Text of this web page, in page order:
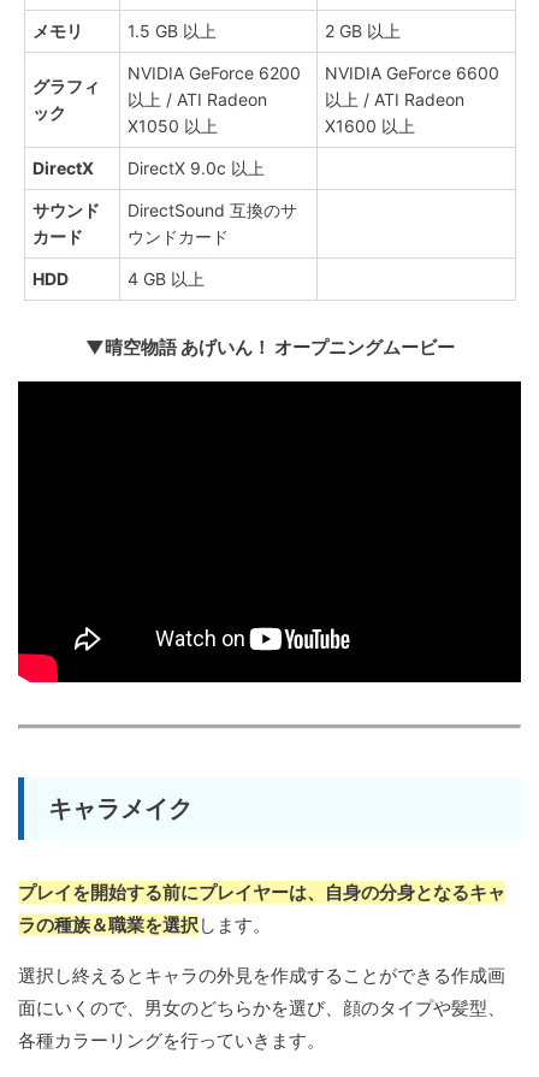
メモリ 1.5 GB 以上 2 GB 以上
グラフィ
ック
NVIDIA GeForce 6200
以上 / ATI Radeon
X1050 以上
NVIDIA GeForce 6600
以上 / ATI Radeon
X1600 以上
DirectX DirectX 9.0c 以上
サウンド
カード
DirectSound 互換のサ
ウンドカード
HDD 4 GB 以上
▼晴空物語 あげいん！ オープニングムービー
キャラメイク
プレイを開始する前にプレイヤーは、自身の分身となるキャ
ラの種族＆職業を選択 します。
選択し終えるとキャラの外見を作成することができる作成画
面にいくので、男女のどちらかを選び、顔のタイプや髪型、
各種カラーリングを行っていきます。